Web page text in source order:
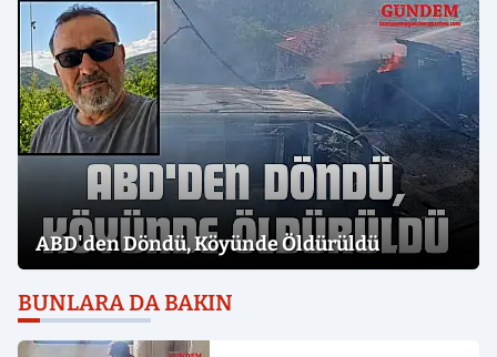
ABD'den Döndü, Köyünde Öldürüldü
BUNLARA DA BAKIN